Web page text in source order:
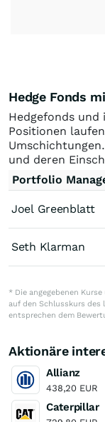
Hedge Fonds
Hedgefonds
Positionen
und deren
Portfolio
Joel Greenblatt
Seth Klarman
* Die angegebenen
auf den Schlusskurs des
entsprechen dem
Aktionäre
Allianz
438,20 EUR
Caterpillar